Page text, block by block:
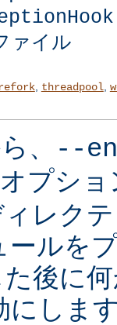
ァイル
, threadpool
、
--
プシ
レク
ールを
後に
にしま